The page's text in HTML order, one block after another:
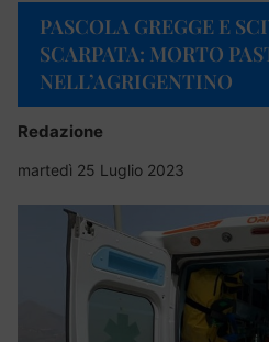
PASCOLA GREGGE E
SCARPATA: MORTO
NELL’AGRIGENTINO
Redazione
martedì 25 Luglio 2023